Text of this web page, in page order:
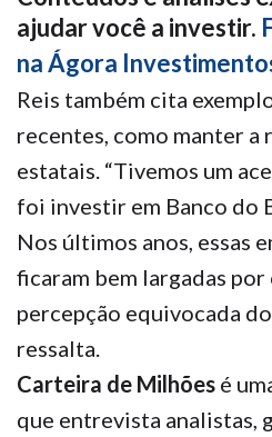
ajudar você a investir.
na Ágora
Reis também cita
recentes, como manter a
estatais. “Tivemos um
foi investir em Banco do
Nos últimos anos, essas
ficaram bem largadas por
percepção equivocada
ressalta.
Carteira de Milhões é
que entrevista analistas,